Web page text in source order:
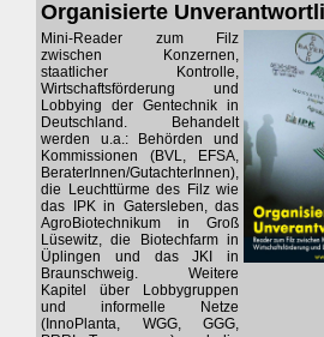
Organisierte
Mini-Reader zum Filz
zwischen Konzernen,
staatlicher Kontrolle,
Wirtschaftsförderung und
Lobbying der Gentechnik in
Deutschland. Behandelt
werden u.a.: Behörden und
Kommissionen (BVL, EFSA,
BeraterInnen/GutachterInnen),
die Leuchttürme des Filz wie
das IPK in Gatersleben, das
AgroBiotechnikum in Groß
Lüsewitz, die Biotechfarm in
Üplingen und das JKI in
Braunschweig. Weitere
Kapitel über Lobbygruppen
und informelle Netze
(InnoPlanta, WGG, GGG,